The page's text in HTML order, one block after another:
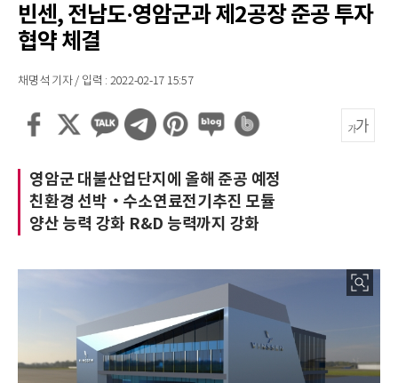
빈센, 전남도·영암군과 제2공장 준공 투자
협약 체결
채명석 기자 / 입력 : 2022-02-17 15:57
영암군 대불산업단지에 올해 준공 예정
친환경 선박‧수소연료전기추진 모듈
양산 능력 강화 R&D 능력까지 강화